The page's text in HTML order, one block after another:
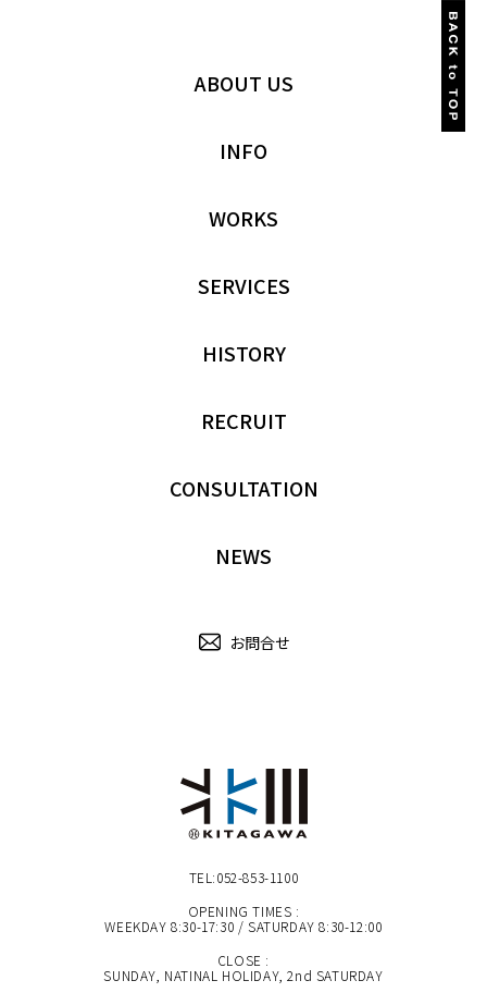
ABOUT US
INFO
WORKS
SERVICES
HISTORY
RECRUIT
CONSULTATION
NEWS
お問合せ
TEL:052-853-1100
OPENING TIMES :
WEEKDAY 8:30-17:30 / SATURDAY 8:30-12:00
CLOSE :
SUNDAY, NATINAL HOLIDAY, 2nd SATURDAY